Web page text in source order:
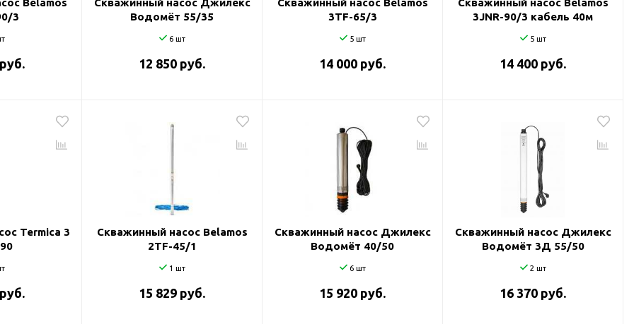
Belamos
3
Скважинный насос Джилекс
Водомёт 55/35
6 шт
12 850 руб.
Скважинный насос Belamos
3TF-65/3
5 шт
14 000 руб.
Скважинный насос Belamos
3JNR-90/3 кабель 40м
5 шт
14 400 руб.
Termica 3
Скважинный насос Belamos
2TF-45/1
1 шт
15 829 руб.
Скважинный насос Джилекс
Водомёт 40/50
6 шт
15 920 руб.
Скважинный насос Джилекс
Водомёт 3Д 55/50
2 шт
16 370 руб.